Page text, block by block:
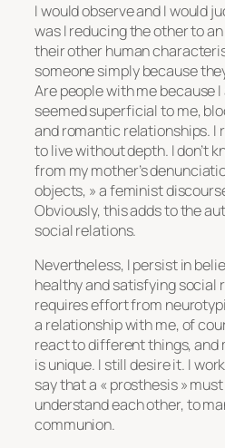
I would observe and I would
was I reducing the other to
their other human
someone simply because
Are people with me because
seemed superficial to me,
and romantic relationships. I
to live without depth. I don’t
from my mother’s
objects, » a feminist
Obviously, this adds to the
social relations.
Nevertheless, I persist in
healthy and satisfying social
requires effort from
a relationship with me, of
react to different things, and
is unique. I still desire it. I
say that a « prosthesis »
understand each other, to
communion.